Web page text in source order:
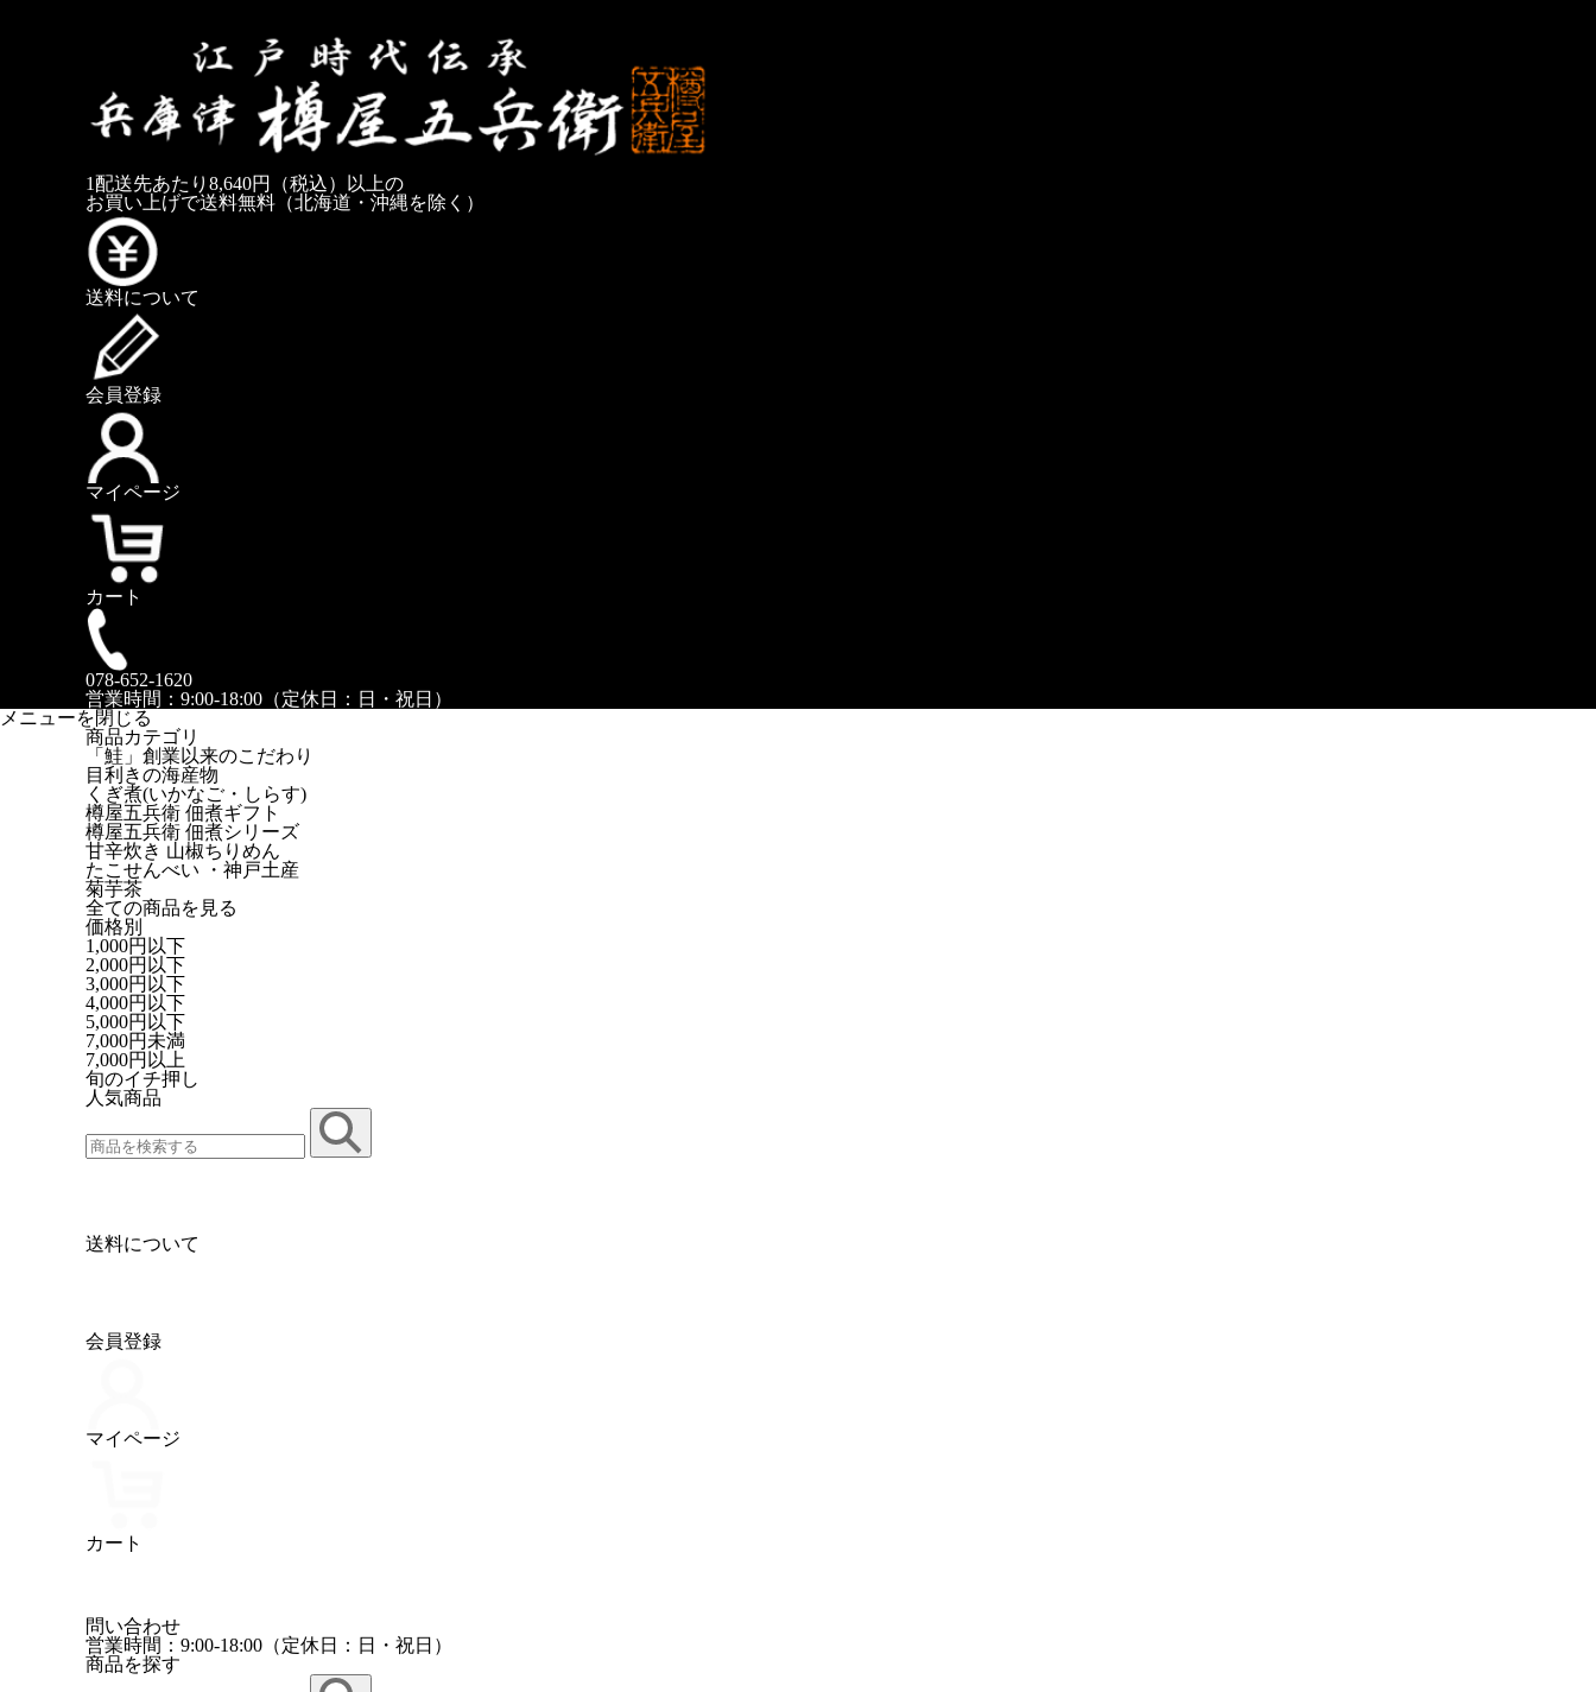
1配送先あたり8,640円（税込）以上の
お買い上げで送料無料 （北海道・沖縄を除く）
送料について
会員登録
マイページ
カート
078-652-1620
営業時間：9:00-18:00（定休日：日・祝日）
メニューを閉じる
商品カテゴリ
「鮭」創業以来のこだわり
目利きの海産物
くぎ煮(いかなご・しらす)
樽屋五兵衛 佃煮ギフト
樽屋五兵衛 佃煮シリーズ
甘辛炊き 山椒ちりめん
たこせんべい ・神戸土産
菊芋茶
全ての商品を見る
価格別
1,000円以下
2,000円以下
3,000円以下
4,000円以下
5,000円以下
7,000円未満
7,000円以上
旬のイチ押し
人気商品
送料について
会員登録
マイページ
カート
問い合わせ
営業時間：9:00-18:00（定休日：日・祝日）
商品を探す